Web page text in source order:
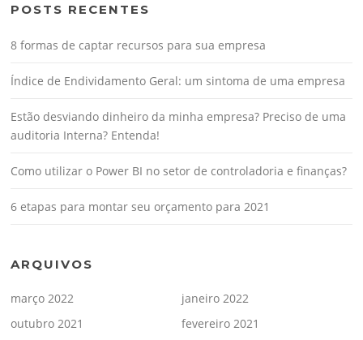
POSTS RECENTES
8 formas de captar recursos para sua empresa
Índice de Endividamento Geral: um sintoma de uma empresa
Estão desviando dinheiro da minha empresa? Preciso de uma
auditoria Interna? Entenda!
Como utilizar o Power BI no setor de controladoria e finanças?
6 etapas para montar seu orçamento para 2021
ARQUIVOS
março 2022
janeiro 2022
outubro 2021
fevereiro 2021